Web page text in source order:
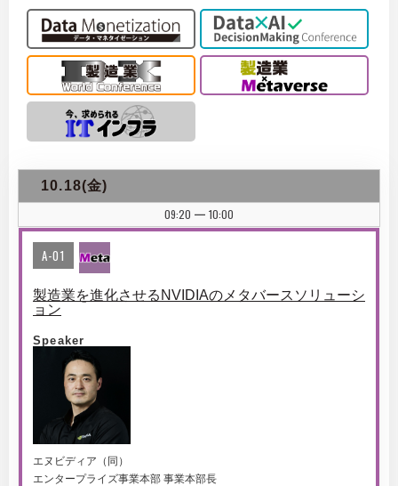
10.18(金)
09:20
| 10:00
A-01
製造業を進化させるNVIDIAのメタバースソリューシ
ョン
Speaker
エヌビディア（同）
エンタープライズ事業本部 事業本部長